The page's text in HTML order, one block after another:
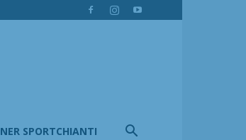
SPORTCHIANTI